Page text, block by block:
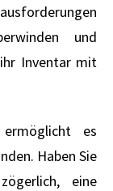
und
Inventar mit
es
Haben Sie
eine